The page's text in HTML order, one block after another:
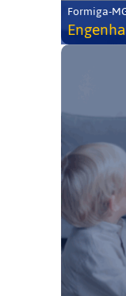
Formiga-